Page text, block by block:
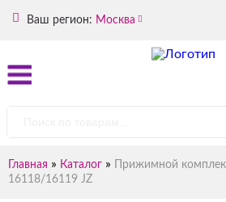
Ваш регион: Москва
Главная » Каталог »
Прижимной
16118/16119 JZ